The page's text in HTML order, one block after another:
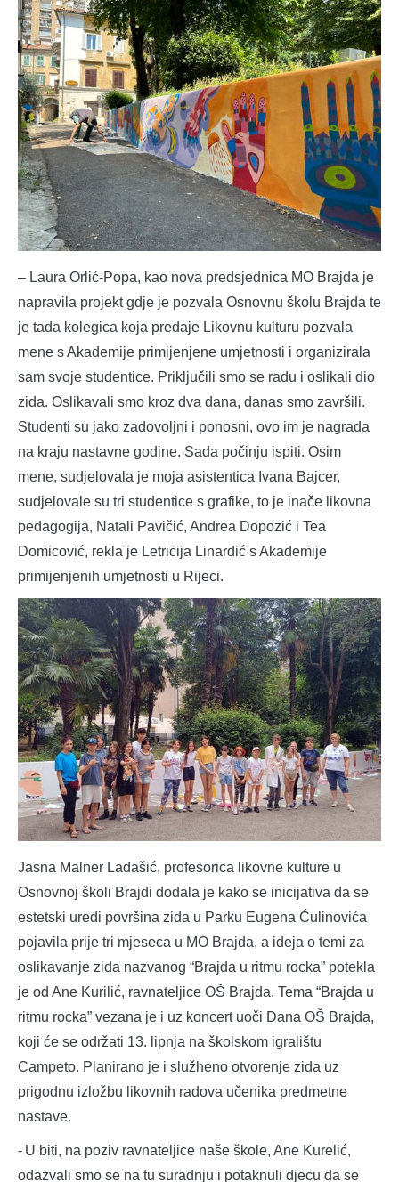
– Laura Orlić-Popa, kao nova predsjednica MO Brajda je
napravila projekt gdje je pozvala Osnovnu školu Brajda te
je tada kolegica koja predaje Likovnu kulturu pozvala
mene s Akademije primijenjene umjetnosti i organizirala
sam svoje studentice. Priključili smo se radu i oslikali dio
zida. Oslikavali smo kroz dva dana, danas smo završili.
Studenti su jako zadovoljni i ponosni, ovo im je nagrada
na kraju nastavne godine. Sada počinju ispiti. Osim
mene, sudjelovala je moja asistentica Ivana Bajcer,
sudjelovale su tri studentice s grafike, to je inače likovna
pedagogija, Natali Pavičić, Andrea Dopozić i Tea
Domicović, rekla je Letricija Linardić s Akademije
primijenjenih umjetnosti u Rijeci.
Jasna Malner Ladašić, profesorica likovne kulture u
Osnovnoj školi Brajdi dodala je kako se inicijativa da se
estetski uredi površina zida u Parku Eugena Ćulinovića
pojavila prije tri mjeseca u MO Brajda, a ideja o temi za
oslikavanje zida nazvanog “Brajda u ritmu rocka” potekla
je od Ane Kurilić, ravnateljice OŠ Brajda. Tema “Brajda u
ritmu rocka” vezana je i uz koncert uoči Dana OŠ Brajda,
koji će se održati 13. lipnja na školskom igralištu
Campeto. Planirano je i služheno otvorenje zida uz
prigodnu izložbu likovnih radova učenika predmetne
nastave.
- U biti, na poziv ravnateljice naše škole, Ane Kurelić,
odazvali smo se na tu suradnju i potaknuli djecu da se